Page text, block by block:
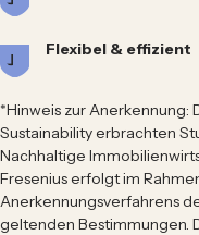
Flexibel & effizient
*Hinweis zur Anerkennung:
Sustainability erbrachten
Nachhaltige
Fresenius erfolgt im
Anerkennungsverfahrens
geltenden Bestimmungen.